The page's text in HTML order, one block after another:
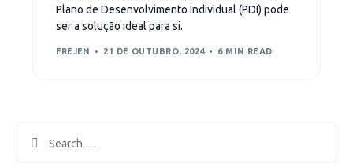
Plano de Desenvolvimento Individual (PDI) pode
ser a solução ideal para si.
FREJEN 21 DE OUTUBRO, 2024 6 MIN READ